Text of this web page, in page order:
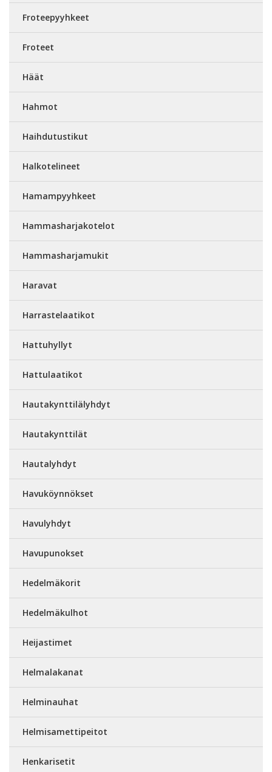
Froteepyyhkeet
Froteet
Häät
Hahmot
Haihdutustikut
Halkotelineet
Hamampyyhkeet
Hammasharjakotelot
Hammasharjamukit
Haravat
Harrastelaatikot
Hattuhyllyt
Hattulaatikot
Hautakynttilälyhdyt
Hautakynttilät
Hautalyhdyt
Havuköynnökset
Havulyhdyt
Havupunokset
Hedelmäkorit
Hedelmäkulhot
Heijastimet
Helmalakanat
Helminauhat
Helmisamettipeitot
Henkarisetit